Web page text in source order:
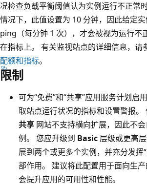
况检查负载平衡阈值认为实例运行不正常
情况下，此值设置为 10 分钟，因此给定
ping（每分钟 1 次），才会被视为运行不
在指标上。 有关监视站点的详细信息，请
配额和指标。
限制
可为“免费”和“共享”应用服务计划启
取站点运行状况的指标和设置警报。
共享 网站不支持横向扩展，因此不
例。 您应升级到 Basic 层级或更高
展到两个或更多个实例，并充分发挥
部作用。 建议将此配置用于面向生
会提升应用的可用性和性能。